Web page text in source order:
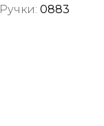
Ручки: 0883